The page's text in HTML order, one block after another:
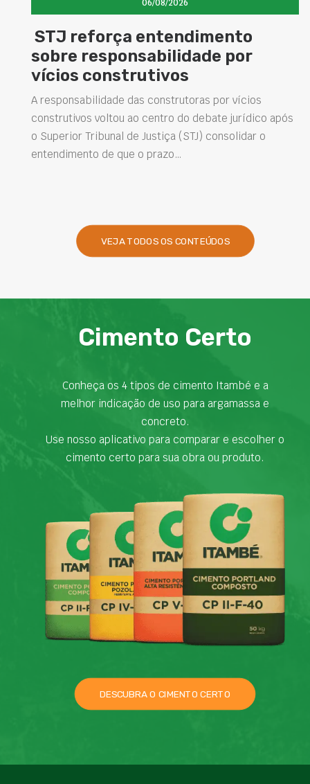
entendimento
por
das construtoras por vícios
ao centro do debate jurídico após
de Justiça (STJ) consolidar o
de que o prazo…
elevam
Projetar
intervenções
VEJA TODOS OS CONTEÚDOS
Cimento Certo
Conheça os 4 tipos de cimento Itambé e a
melhor indicação de uso para argamassa e
concreto.
Use nosso aplicativo para comparar e escolher o
cimento certo para sua obra ou produto.
DESCUBRA O CIMENTO CERTO